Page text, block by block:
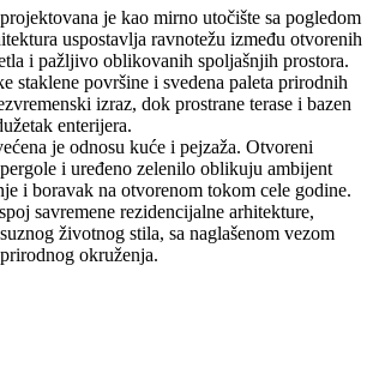
je kao mirno utočište sa pogledom
uspostavlja ravnotežu između otvorenih
i pažljivo oblikovanih spoljašnjih prostora.
staklene površine i svedena paleta prirodnih
izraz, dok prostrane terase i bazen
enterijera.
je odnosu kuće i pejzaža. Otvoreni
i uređeno zelenilo oblikuju ambijent
i boravak na otvorenom tokom cele godine.
savremene rezidencijalne arhitekture,
životnog stila, sa naglašenom vezom
okruženja.